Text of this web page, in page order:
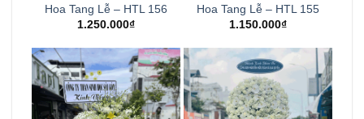
Hoa Tang Lễ – HTL 156
1.250.000₫
Hoa Tang Lễ – HTL 155
1.150.000₫